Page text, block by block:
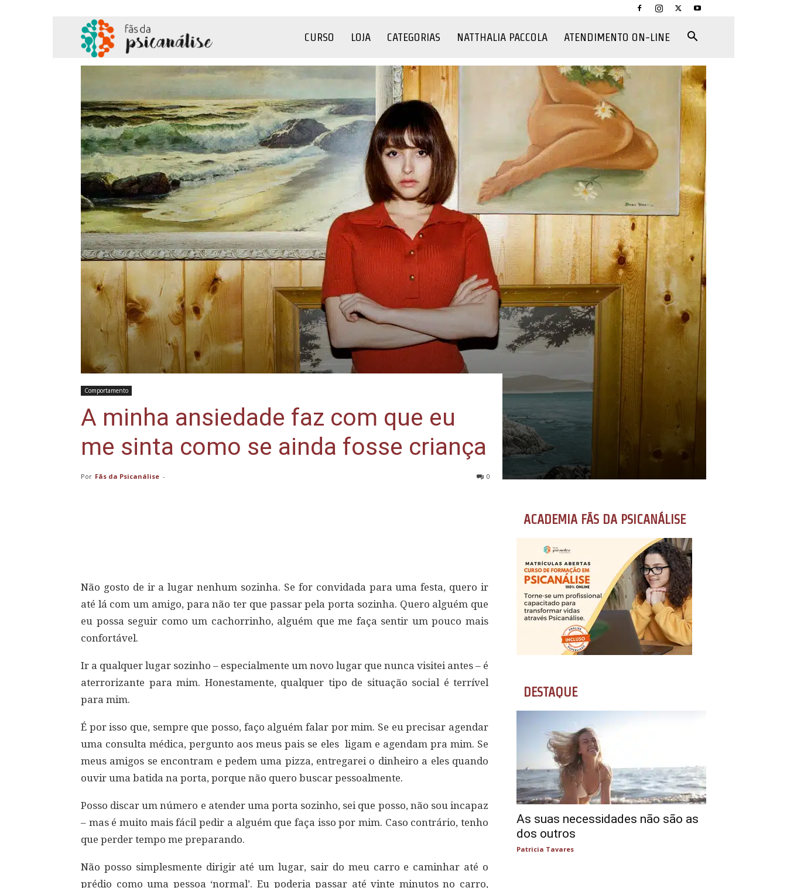
da
Psicanálise
CURSO LOJA CATEGORIAS NATTHALIA PACCOLA ATENDIMENTO ON-LINE
Comportamento
A minha ansiedade faz com que eu
me sinta como se ainda fosse criança
Por Fãs da Psicanálise - 0
Não gosto de ir a lugar nenhum sozinha. Se for convidada para uma festa, quero ir
até lá com um amigo, para não ter que passar pela porta sozinha. Quero alguém que
eu possa seguir como um cachorrinho, alguém que me faça sentir um pouco mais
confortável.
Ir a qualquer lugar sozinho – especialmente um novo lugar que nunca visitei antes – é
aterrorizante para mim. Honestamente, qualquer tipo de situação social é terrível
para mim.
É por isso que, sempre que posso, faço alguém falar por mim. Se eu precisar agendar
uma consulta médica, pergunto aos meus pais se eles ligam e agendam pra mim. Se
meus amigos se encontram e pedem uma pizza, entregarei o dinheiro a eles quando
ouvir uma batida na porta, porque não quero buscar pessoalmente.
Posso discar um número e atender uma porta sozinho, sei que posso, não sou incapaz
– mas é muito mais fácil pedir a alguém que faça isso por mim. Caso contrário, tenho
que perder tempo me preparando.
Não posso simplesmente dirigir até um lugar, sair do meu carro e caminhar até o
prédio como uma pessoa ‘normal’. Eu poderia passar até vinte minutos no carro,
ACADEMIA FÃS DA PSICANÁLISE
DESTAQUE
As suas necessidades não são as
dos outros
Patricia Tavares